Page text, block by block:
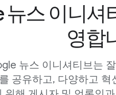
뉴스 이니셔
영합
뉴스 이니셔티브는
공유하고, 다양하고 혁
지가 게시됐는지